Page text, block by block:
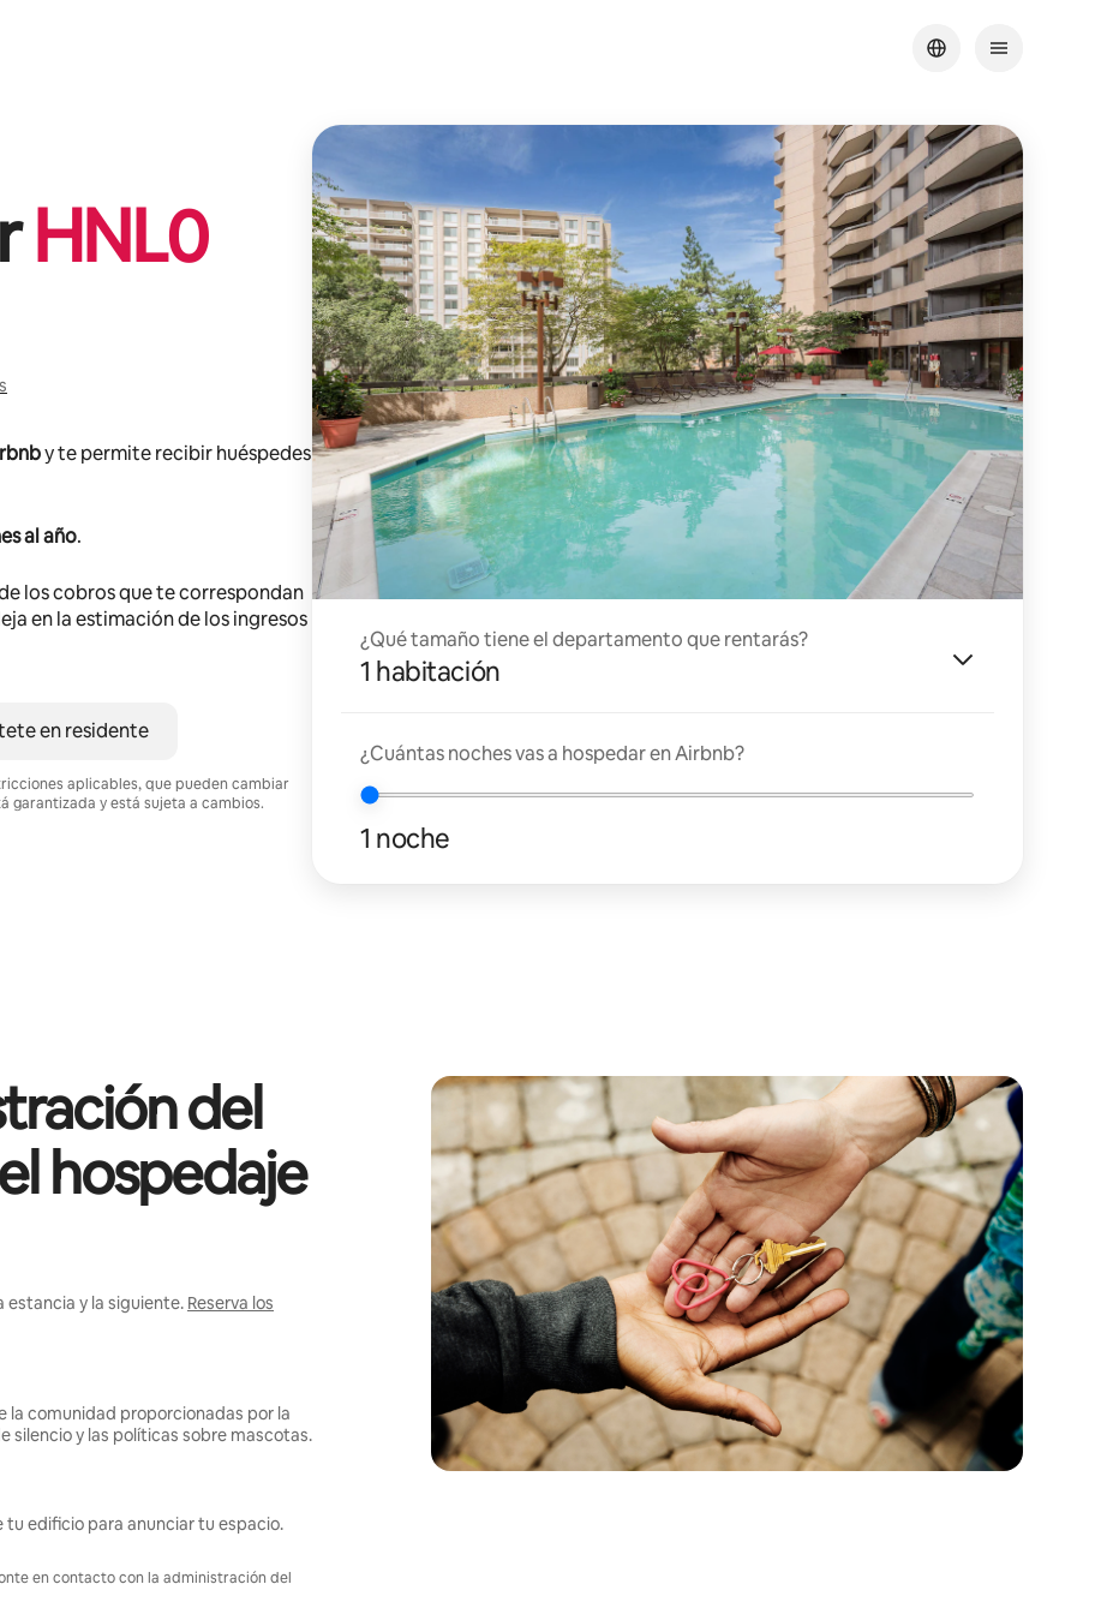
HNL0
y te permite recibir huéspedes
al año.
los cobros que te correspondan
en la estimación de los ingresos
en residente
aplicables, que pueden cambiar
garantizada y está sujeta a cambios.
¿Qué tamaño tiene el departamento que rentarás?
1 habitación
¿Cuántas noches vas a hospedar en Airbnb?
1 noche
del
hospedaje
estancia y la siguiente. Reserva los
la comunidad proporcionadas por la
silencio y las políticas sobre mascotas.
edificio para anunciar tu espacio.
en contacto con la administración del